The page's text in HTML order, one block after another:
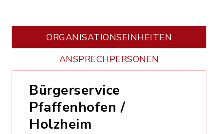
ORGANISATIONS­EINHEITEN
ANSPRECHPERSONEN
Bürgerservice
Pfaffenhofen /
Holzheim